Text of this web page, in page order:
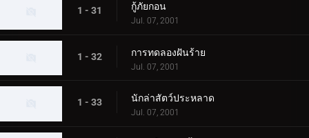
1 - 31 กู้ภัยกอน
Jul. 07, 2001
1 - 32 การทดลองฝันร้าย
Jul. 07, 2001
1 - 33 นักล่าสัตว์ประหลาด
Jul. 07, 2001